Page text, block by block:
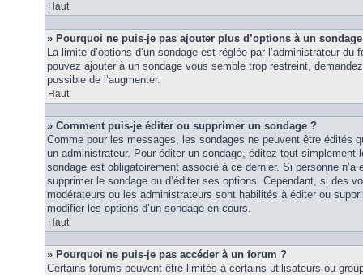
Haut
» Pourquoi ne puis-je pas ajouter plus d’options à un
La limite d’options d’un sondage est réglée par l’administrateur
pouvez ajouter à un sondage vous semble trop restreint,
possible de l’augmenter.
Haut
» Comment puis-je éditer ou supprimer un sondage ?
Comme pour les messages, les sondages ne peuvent être édités
un administrateur. Pour éditer un sondage, éditez tout simplement
sondage est obligatoirement associé à ce dernier. Si personne
supprimer le sondage ou d’éditer ses options. Cependant, si des
modérateurs ou les administrateurs sont habilités à éditer ou
modifier les options d’un sondage en cours.
Haut
» Pourquoi ne puis-je pas accéder à un forum ?
Certains forums peuvent être limités à certains utilisateurs ou